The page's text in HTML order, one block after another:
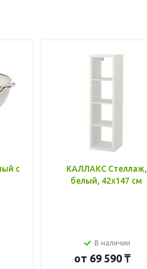
с
КАЛЛАКС Стеллаж,
белый, 42x147 см
В наличии
от 69 590 ₸